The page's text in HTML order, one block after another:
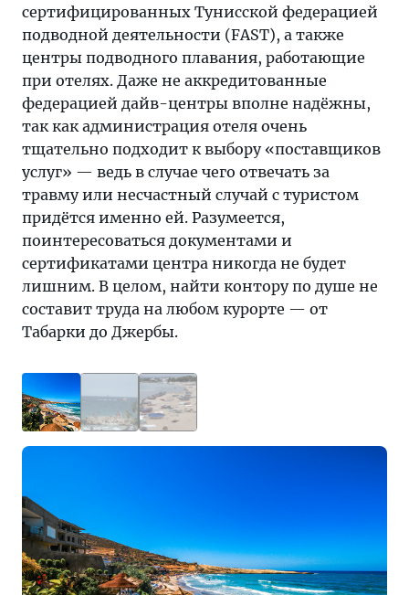
сертифицированных Тунисской федерацией
подводной деятельности (FAST), а также
центры подводного плавания, работающие
при отелях. Даже не аккредитованные
федерацией дайв-центры вполне надёжны,
так как администрация отеля очень
тщательно подходит к выбору «поставщиков
услуг» — ведь в случае чего отвечать за
травму или несчастный случай с туристом
придётся именно ей. Разумеется,
поинтересоваться документами и
сертификатами центра никогда не будет
лишним. В целом, найти контору по душе не
составит труда на любом курорте — от
Табарки до Джербы.